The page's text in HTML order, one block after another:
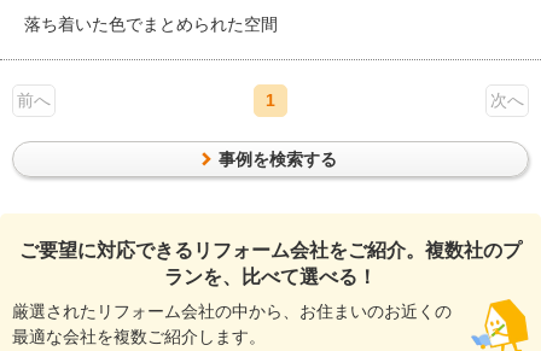
落ち着いた色でまとめられた空間
前へ 1 次へ
事例を検索する
ご要望に対応できるリフォーム会社をご紹介。複数社のプ
ランを、比べて選べる！
厳選されたリフォーム会社の中から、お住まいのお近くの
最適な会社を複数ご紹介します。